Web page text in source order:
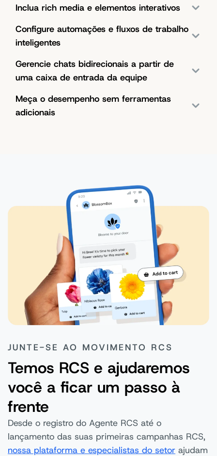
Inclua rich media e elementos interativos
Configure automações e fluxos de trabalho
inteligentes
Gerencie chats bidirecionais a partir de
uma caixa de entrada da equipe
Meça o desempenho sem ferramentas
adicionais
JUNTE-SE AO MOVIMENTO RCS
Temos RCS e ajudaremos
você a ficar um passo à
frente
Desde o registro do Agente RCS até o
lançamento das suas primeiras campanhas RCS,
nossa plataforma e especialistas do setor ajudam